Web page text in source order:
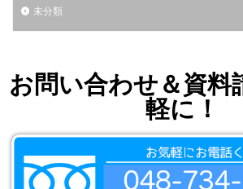
未分類
お問い合わせ＆資料
軽に！